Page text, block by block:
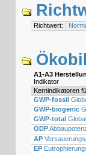
Richtwert:
A1-A3
Indikator
Kernindikatoren
GWP-fossil
GWP-biogenic
GWP-total
ODP
AP
EP